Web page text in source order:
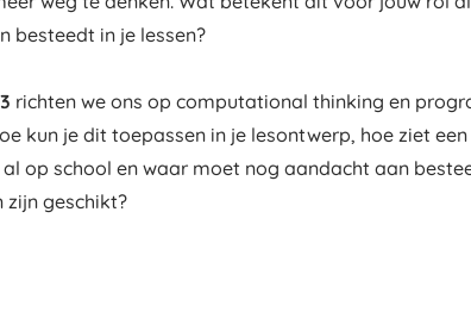
besteedt in je lessen?
richten we ons op computational thinking en
kun je dit toepassen in je lesontwerp, hoe ziet
op school en waar moet nog aandacht aan
zijn geschikt?